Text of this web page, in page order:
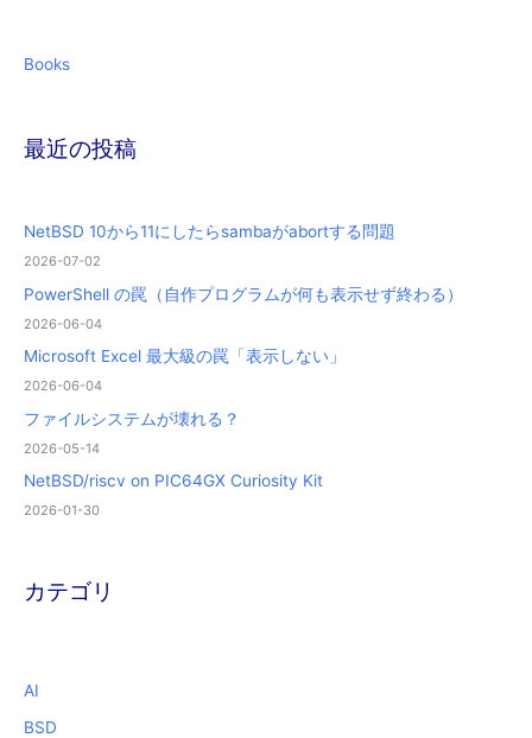
Books
最近の投稿
NetBSD 10から11にしたらsambaがabortする問題
2026-07-02
PowerShell の罠（自作プログラムが何も表示せず終わる）
2026-06-04
Microsoft Excel 最大級の罠「表示しない」
2026-06-04
ファイルシステムが壊れる？
2026-05-14
NetBSD/riscv on PIC64GX Curiosity Kit
2026-01-30
カテゴリ
AI
BSD